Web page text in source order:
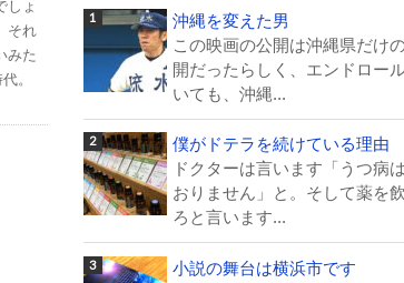
しょ
それ
みた
。
沖縄を変えた男
この映画の公開は沖縄県だけ
開だったらしく、エンドロー
いても、沖縄...
僕がドテラを続けている理由
ドクターは言います「うつ病
おりません」と。そして薬を
ろと言います...
小説の舞台は横浜市です